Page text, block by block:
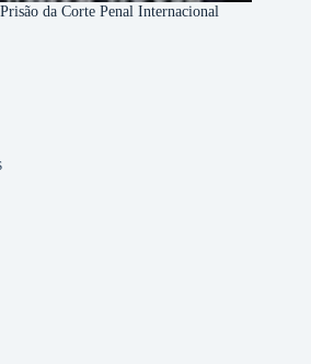
da Corte Penal Internacional